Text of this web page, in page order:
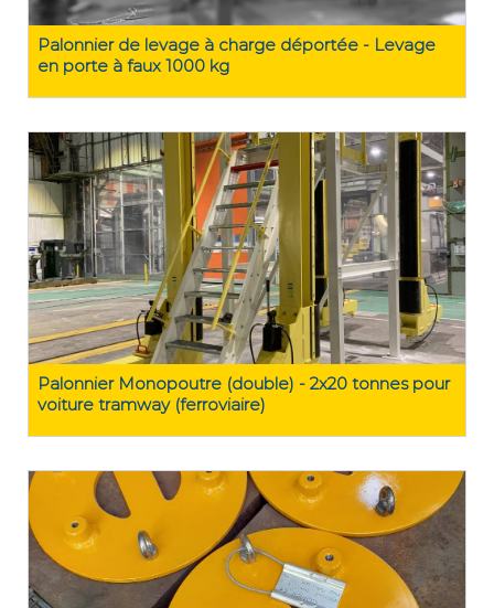
Palonnier de levage à charge déportée - Levage
en porte à faux 1000 kg
Palonnier Monopoutre (double) - 2x20 tonnes pour
voiture tramway (ferroviaire)